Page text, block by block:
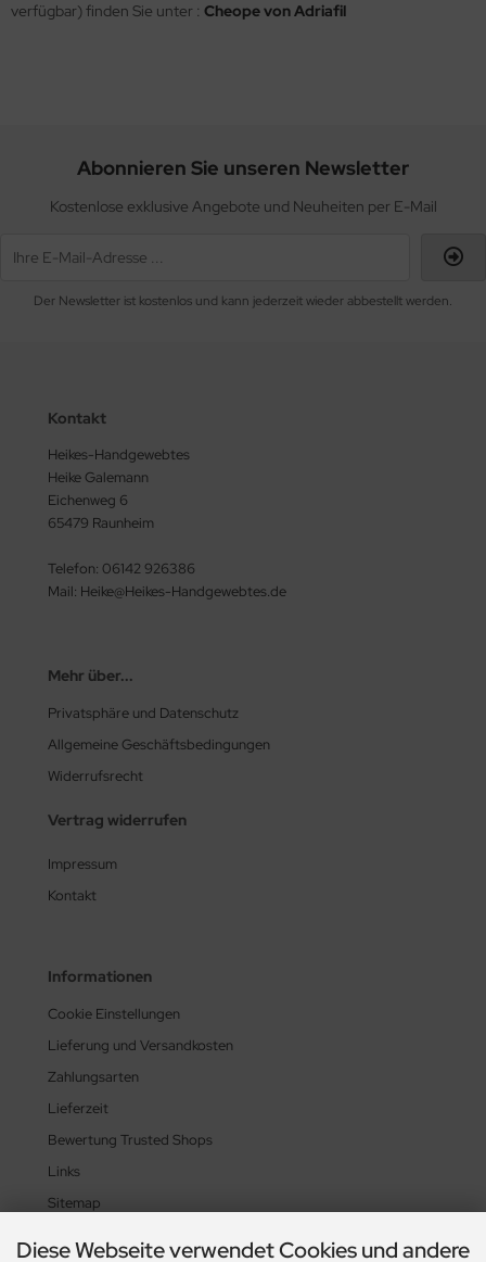
verfügbar) finden Sie unter : Cheope von Adriafil
Abonnieren Sie unseren Newsletter
Kostenlose exklusive Angebote und Neuheiten per E-Mail
Der Newsletter ist kostenlos und kann jederzeit wieder abbestellt werden.
Kontakt
Heikes-Handgewebtes
Heike Galemann
Eichenweg 6
65479 Raunheim
Telefon: 06142 926386
Mail: Heike@Heikes-Handgewebtes.de
Mehr über...
Privatsphäre und Datenschutz
Allgemeine Geschäftsbedingungen
Widerrufsrecht
Vertrag widerrufen
Impressum
Kontakt
Informationen
Cookie Einstellungen
Lieferung und Versandkosten
Zahlungsarten
Lieferzeit
Bewertung Trusted Shops
Links
Sitemap
Diese Webseite verwendet Cookies und andere